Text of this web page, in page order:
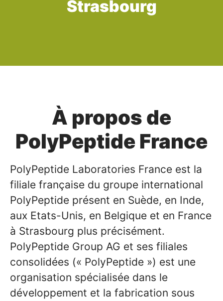
Strasbourg
À propos de
PolyPeptide France
PolyPeptide Laboratories France est la
filiale française du groupe international
PolyPeptide présent en Suède, en Inde,
aux Etats-Unis, en Belgique et en France
à Strasbourg plus précisément.
PolyPeptide Group AG et ses filiales
consolidées (« PolyPeptide ») est une
organisation spécialisée dans le
développement et la fabrication sous